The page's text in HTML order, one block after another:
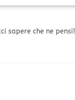
sapere che ne pensi!